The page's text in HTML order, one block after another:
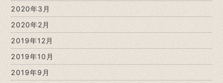
2020年3月
2020年2月
2019年12月
2019年10月
2019年9月